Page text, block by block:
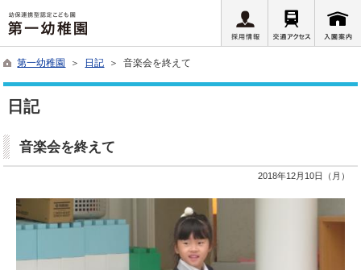
第一幼稚園 ＞ 日記 ＞ 音楽会を終えて
日記
音楽会を終えて
2018年12月10日（月）